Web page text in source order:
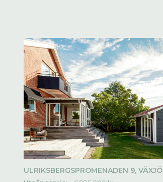
ULRIKSBERGSPROMENADEN 9, VÄXJÖ